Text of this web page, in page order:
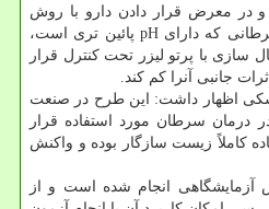
در معرض قرار دادن دارو با روش
تبادل یونی در محیط سلول سرطانی كه دارای pH پائین تری است،
سازی با پرتو لیزر تحت كنترل قرار
جانبی آنرا كم كند.
اظهار داشت: این طرح در صنعت
سرطان مورد استفاده قرار
كاملاً زیست سازگار بوده و واكنش
انجام شده است و از